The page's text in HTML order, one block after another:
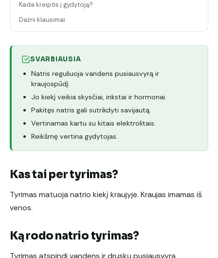
Kada kreiptis į gydytoją?
Dažni klausimai
SVARBIAUSIA
Natris reguliuoja vandens pusiausvyrą ir
kraujospūdį.
Jo kiekį veikia skysčiai, inkstai ir hormonai.
Pakitęs natris gali sutrikdyti savijautą.
Vertinamas kartu su kitais elektrolitais.
Reikšmę vertina gydytojas.
Kas tai per tyrimas?
Tyrimas matuoja natrio kiekį kraujyje. Kraujas imamas iš
venos.
Ką rodo natrio tyrimas?
Tyrimas atspindi vandens ir druskų pusiausvyrą